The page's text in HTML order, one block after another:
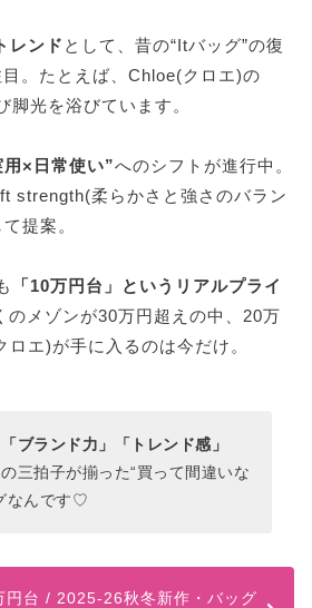
台で叶う“リアルChloe”
レンド として、昔の“Itバッグ”の復
。たとえば、Chloe(クロエ)の
脚光を浴びています。
用×日常使い”へのシフトが進行中。
strength(柔らかさと強さのバラン
提案。
「10万円台」というリアルプライ
のメゾンが30万円超えの中、20万
エ)が手に入るのは今だけ。
「ブランド力」「トレンド感」
の三拍子が揃った“買って間違いな
なんです♡
台 / 2025-26秋冬新作・バッグ